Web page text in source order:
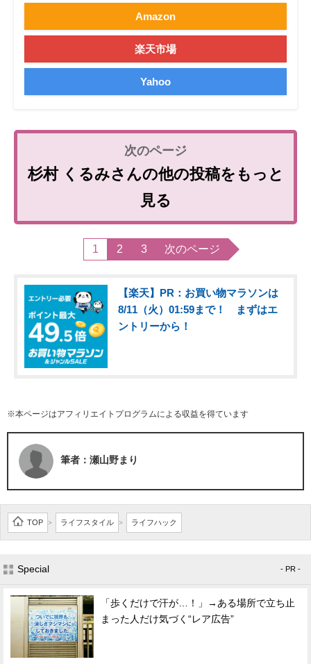
Amazon
楽天市場
Yahoo
杉村 くるみさんの他の投稿をもっと
見る
1 2 3 次のページ
【楽天】PR：お買い物マラソンは
8/11（火）01:59まで！ まずはエ
ントリーから！
※本ページはアフィリエイトプログラムによる収益を得ています
筆者：瀬山野まり
TOP > ライフスタイル > ライフハック
Special - PR -
「歩くだけで汗が…！」→ある場所で立ち止
まった人だけ気づく“レア広告”